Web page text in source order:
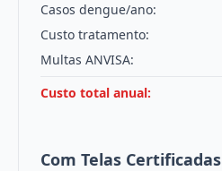
Casos dengue/ano:
Custo tratamento:
Multas ANVISA:
Custo total anual:
Com Telas Certificadas